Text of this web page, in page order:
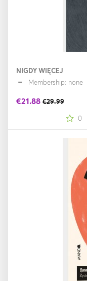
NIGDY WIĘCEJ
Membership: none
€21.88 €29.99
0